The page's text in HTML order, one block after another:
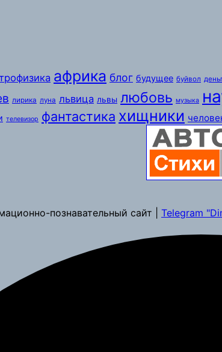
африка блог будущее буйвол
лирика луна львица львы любовь музыка
телевизор фантастика хищники
познавательный сайт | Telegram